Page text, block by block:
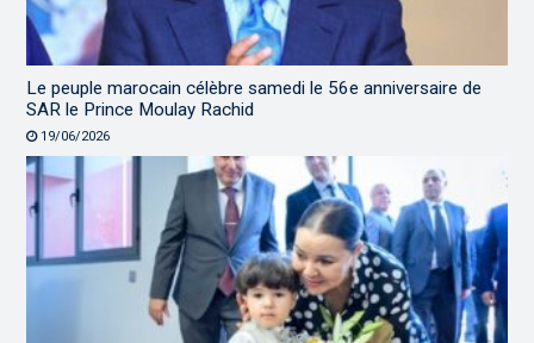
Le peuple marocain célèbre samedi le 56e anniversaire de
SAR le Prince Moulay Rachid
19/06/2026